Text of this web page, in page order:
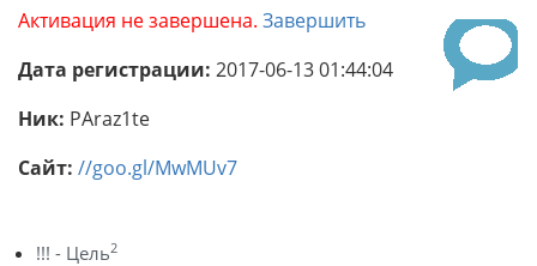
Активация не завершена. Завершить
Дата регистрации: 2017-06-13 01:44:04
Ник: PAraz1te
Сайт: //goo.gl/MwMUv7
!!! - Цель2